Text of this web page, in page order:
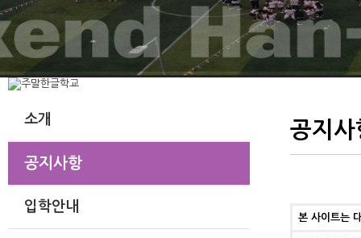
학
소개
공지사항
입학안내
공지사
본 사이트는